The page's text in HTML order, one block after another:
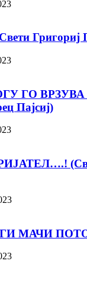
Григориј
ГО
Пајсиј)
(Св.
ГИ МАЧИ